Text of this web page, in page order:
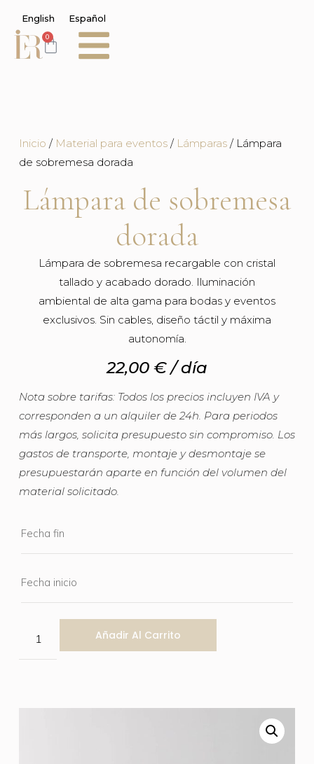
English Español
0
Inicio / Material para eventos/ Lámparas/ Lámpara
de sobremesa dorada
Lámpara de sobremesa
dorada
Lámpara de sobremesa recargable con cristal
tallado y acabado dorado. Iluminación
ambiental de alta gama para bodas y eventos
exclusivos. Sin cables, diseño táctil y máxima
autonomía.
22,00 €/ día
Nota sobre tarifas: Todos los precios incluyen IVA y
corresponden a un alquiler de 24h. Para periodos
más largos, solicita presupuesto sin compromiso. Los
gastos de transporte, montaje y desmontaje se
presupuestarán aparte en función del volumen del
material solicitado.
Añadir Al Carrito